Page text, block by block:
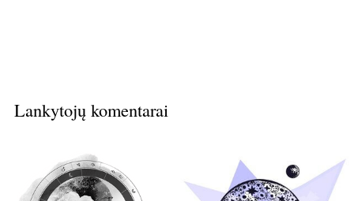
Lankytojų komentarai